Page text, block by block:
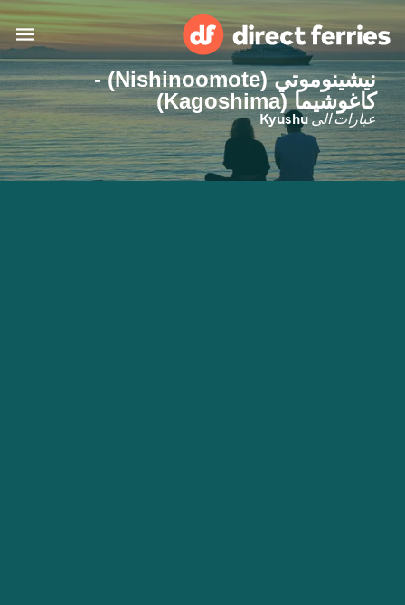
البلدان
تذاكر العبّارة
نيشينوموتي (Nishinoomote) -
كاغوشيما (Kagoshima)
عبارات الى Kyushu